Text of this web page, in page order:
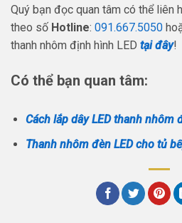
Quý bạn đọc quan tâm có thể liên
theo số Hotline: 091.667.5050
thanh nhôm định hình LED tại đây!
Có thể bạn quan tâm:
Cách lắp dây LED thanh nhôm
Thanh nhôm đèn LED cho tủ